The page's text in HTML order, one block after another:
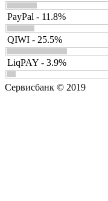
PayPal - 11.8%
QIWI - 25.5%
LiqPAY - 3.9%
Сервисбанк © 2019